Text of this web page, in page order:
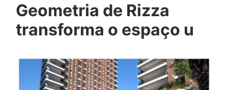
Geometria de Rizza
transforma o espaço u